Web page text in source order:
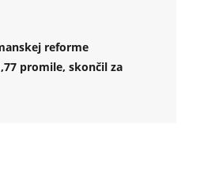
reforme
promile, skončil za